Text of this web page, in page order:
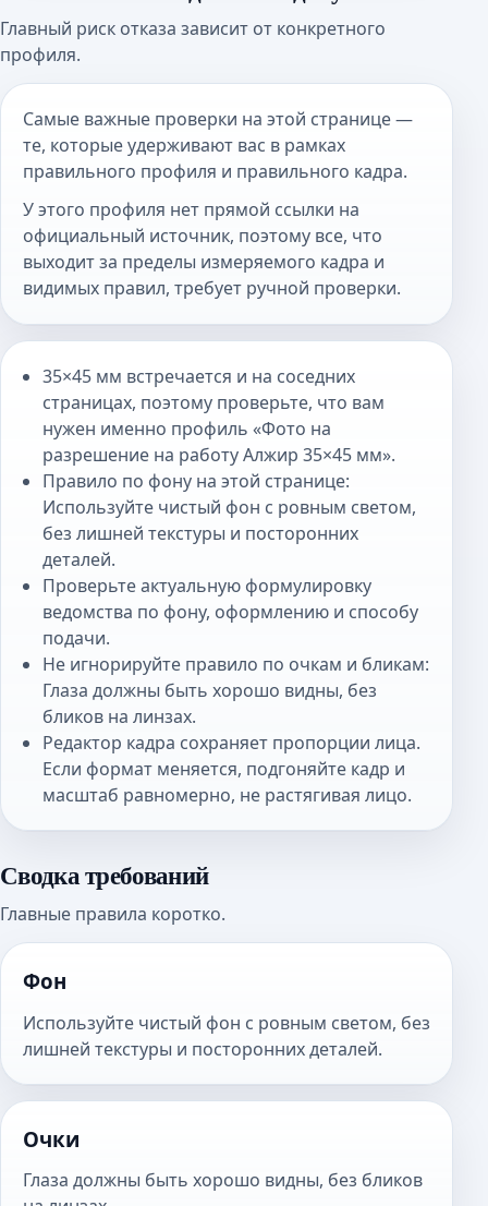
Главный риск отказа зависит от конкретного
профиля.
Самые важные проверки на этой странице —
те, которые удерживают вас в рамках
правильного профиля и правильного кадра.
У этого профиля нет прямой ссылки на
официальный источник, поэтому все, что
выходит за пределы измеряемого кадра и
видимых правил, требует ручной проверки.
35×45 мм встречается и на соседних
страницах, поэтому проверьте, что вам
нужен именно профиль «Фото на
разрешение на работу Алжир 35×45 мм».
Правило по фону на этой странице:
Используйте чистый фон с ровным светом,
без лишней текстуры и посторонних
деталей.
Проверьте актуальную формулировку
ведомства по фону, оформлению и способу
подачи.
Не игнорируйте правило по очкам и бликам:
Глаза должны быть хорошо видны, без
бликов на линзах.
Редактор кадра сохраняет пропорции лица.
Если формат меняется, подгоняйте кадр и
масштаб равномерно, не растягивая лицо.
Сводка требований
Главные правила коротко.
Фон
Используйте чистый фон с ровным светом, без
лишней текстуры и посторонних деталей.
Очки
Глаза должны быть хорошо видны, без бликов